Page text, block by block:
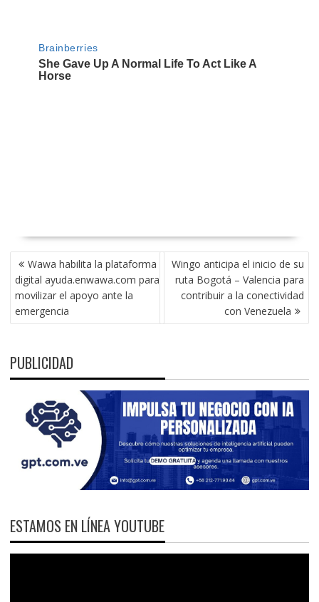
NAVEGACIÓN
DE
ENTRADAS
Wawa habilita la plataforma
digital ayuda.enwawa.com para
movilizar el apoyo ante la
emergencia
Wingo anticipa el inicio de su
ruta Bogotá – Valencia para
contribuir a la conectividad
con Venezuela
PUBLICIDAD
ESTAMOS EN LÍNEA YOUTUBE